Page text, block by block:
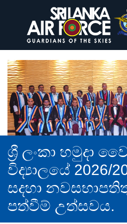
ශ්‍රී ලංකා හමුදා
විද්‍යාලයේ 2026/
සදහා
පත්වීම් උත්සවය.